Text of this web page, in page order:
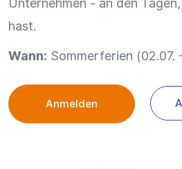
Unternehmen - an den
hast.
Wann: Sommerferien (02.07.
Anmelden